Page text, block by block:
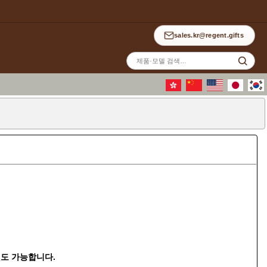
sales.kr@regent.gifts
사
이
트
검
색
가능합니다.